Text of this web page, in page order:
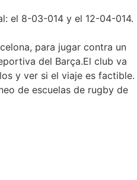
el 8-03-014 y el 12-04-014.
para jugar contra un
del Barça.El club va
y ver si el viaje es factible.
de escuelas de rugby de